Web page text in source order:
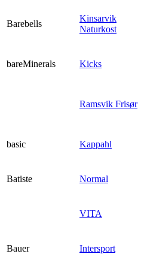
Barebells
Kinsarvik
Naturkost
bareMinerals Kicks
Ramsvik Frisør
basic Kappahl
Batiste Normal
VITA
Bauer Intersport